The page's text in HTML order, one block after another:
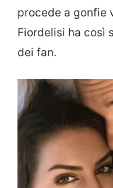
procede a gonfie
Fiordelisi ha così
dei fan.